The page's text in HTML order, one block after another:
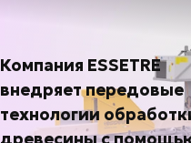
Компания ESSETRE
внедряет передовые
технологии